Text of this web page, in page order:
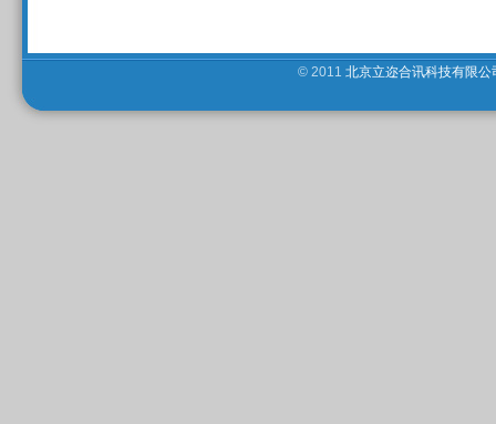
© 2011 北京立迩合讯科技有限公